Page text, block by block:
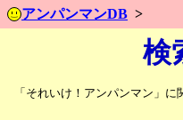
アンパンマンDB
検
「それいけ！アンパンマン」